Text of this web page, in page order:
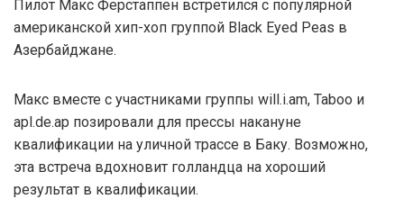
Пилот Макс Ферстаппен встретился с популярной
американской хип-хоп группой Black Eyed Peas в
Азербайджане.
Макс вместе с участниками группы will.i.am, Taboo и
apl.de.ap позировали для прессы накануне
квалификации на уличной трассе в Баку. Возможно,
эта встреча вдохновит голландца на хороший
результат в квалификации.